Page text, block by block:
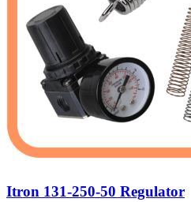
Itron 131-250-50 Regulator